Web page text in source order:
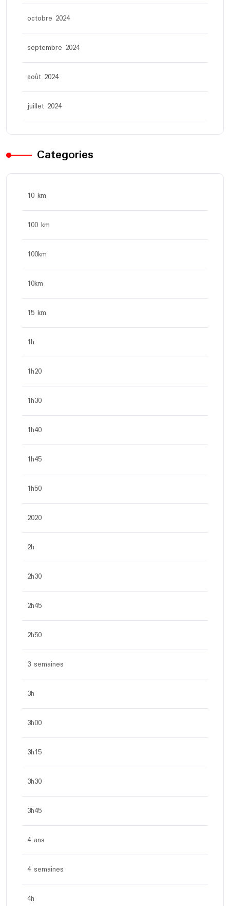
octobre 2024
septembre 2024
août 2024
juillet 2024
Categories
10 km
100 km
100km
10km
15 km
1h
1h20
1h30
1h40
1h45
1h50
2020
2h
2h30
2h45
2h50
3 semaines
3h
3h00
3h15
3h30
3h45
4 ans
4 semaines
4h